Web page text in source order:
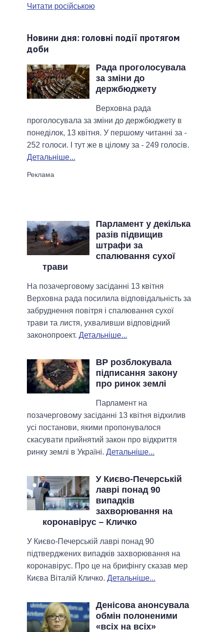
Читати російською
Новини дня: головні події протягом
доби
Рада проголосувала
за зміни до
держбюджету
Верховна рада
проголосувала за зміни до держбюджету в
понеділок, 13 квітня. У першому читанні за -
252 голоси. І тут же в цілому за - 249 голосів.
Детальніше...
Парламент у декілька
разів підвищив
штрафи за
спалювання сухої
трави
На позачерговому засіданні 13 квітня
Верховна рада посилила відповідальність за
забруднення повітря і спалювання сухої
трави та листя, ухваливши відповідний
законопроект. Детальніше...
ВР розблокувала
підписання закону
про ринок землі
Парламент на
позачерговому засіданні 13 квітня відхилив
усі постанови, якими пропонувалося
скасувати прийнятий закон про відкриття
ринку землі в Україні. Детальніше...
У Києво-Печерській
лаврі понад 90
випадків
захворювання на
коронавірус – Кличко
У Києво-Печерській лаврі понад 90
підтверджених випадків захворювання на
коронавірус. Про це на брифінгу сказав мер
Києва Віталій Кличко. Детальніше...
Денісова анонсувала
обмін полоненими
«всіх на всіх»